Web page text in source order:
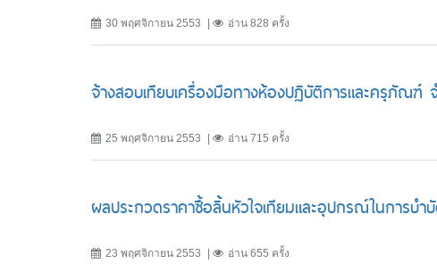
30 พฤศจิกายน 2553 อ่าน 828 ครั้ง
จ้างสอบเทียบเครื่องมือทางห้องปฏิบัติการและครุภัณฑ์
25 พฤศจิกายน 2553 อ่าน 715 ครั้ง
ผลประกวดราคาซื้อลิ้นหัวใจเทียมและอุปกรณ์ในการบ
23 พฤศจิกายน 2553 อ่าน 655 ครั้ง